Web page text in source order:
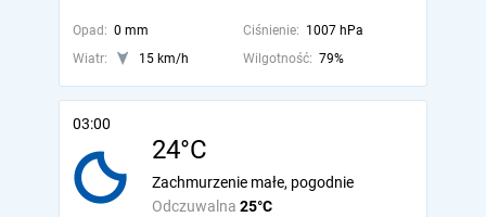
Opad: 0 mm Ciśnienie: 1007 hPa
Wiatr:
15 km/h Wilgotność: 79%
03:00
24°C
Odczuwalna 25°C
Zachmurzenie małe, pogodnie